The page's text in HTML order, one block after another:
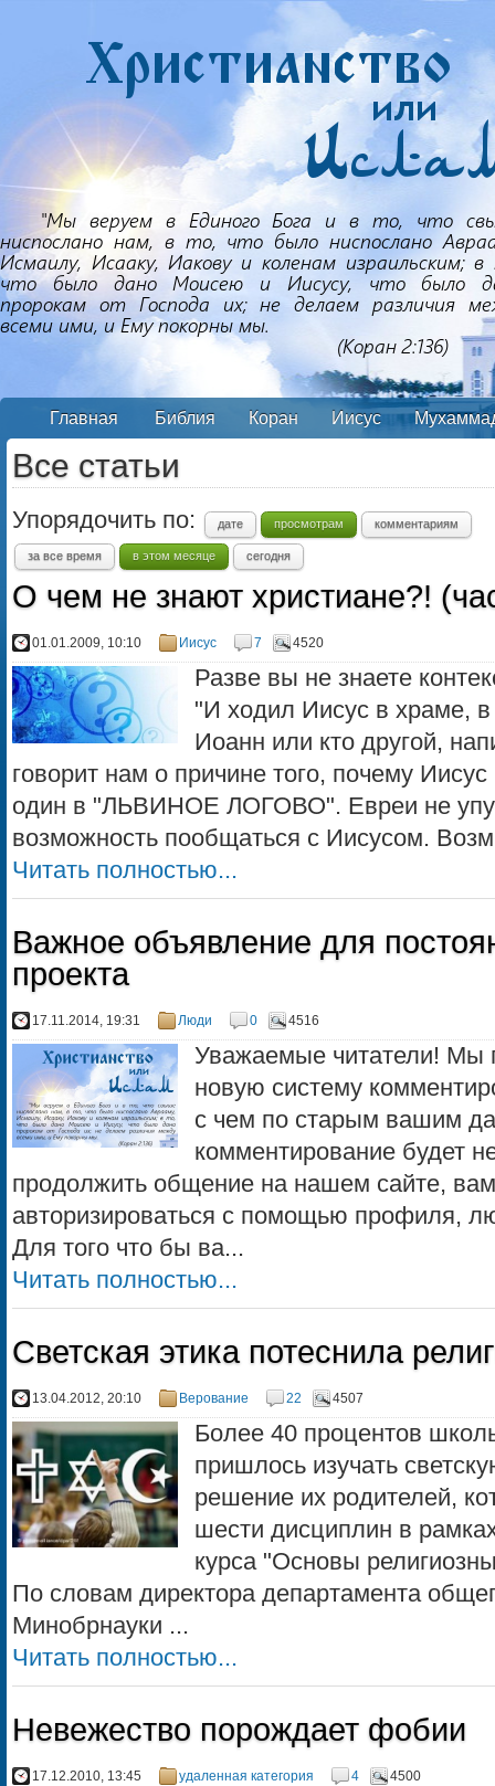
Главная Библия Коран Иисус
Все статьи
Упорядочить по: дате просмотрам комментариям
за все время в этом месяце сегодня
О чем не знают христиане?!
01.01.2009, 10:10 Иисус 7 4520
Разве вы не знаете
"И ходил Иисус в храме,
Иоанн или кто другой,
говорит нам о причине того, почему
один в "ЛЬВИНОЕ ЛОГОВО". Евреи не
возможность пообщаться с Иисусом.
Читать полностью...
Важное объявление для
проекта
17.11.2014, 19:31 Люди 0 4516
Уважаемые читатели! Мы
новую систему
с чем по старым вашим
комментирование будет
продолжить общение на нашем сайте,
авторизироваться с помощью профиля,
Для того что бы ва...
Читать полностью...
Светская этика потеснила
13.04.2012, 20:10 Верование 22 4507
Более 40 процентов
пришлось изучать
решение их родителей,
шести дисциплин в
курса "Основы
По словам директора департамента
Минобрнауки ...
Читать полностью...
Невежество порождает фобии
17.12.2010, 13:45 удаленная категория 4 4500